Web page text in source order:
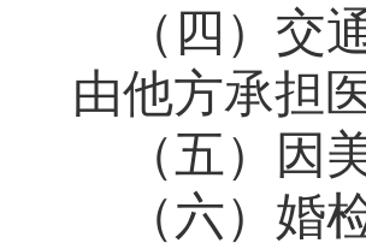
（四）交
由他方承担
（五）因
（六）婚